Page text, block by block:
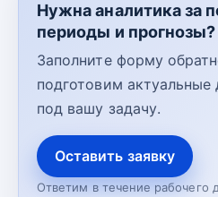
Нужна аналитика за
периоды и прогнозы?
Заполните форму
подготовим
под вашу задачу.
Оставить заявку
Ответим в течение рабочего